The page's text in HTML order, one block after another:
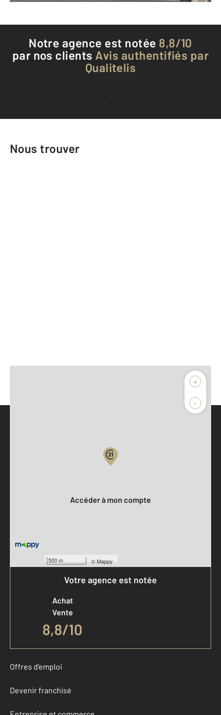
Notre agence est notée 8,8/10
par nos clients Avis authentifiés par
Qualitelis
Voir tous les avis clients
Nous trouver
+
-
500 m ©Mappy
Accéder à mon compte
Votre agence est notée
Achat
Vente
8,8/10
Offres d'emploi
Devenir franchisé